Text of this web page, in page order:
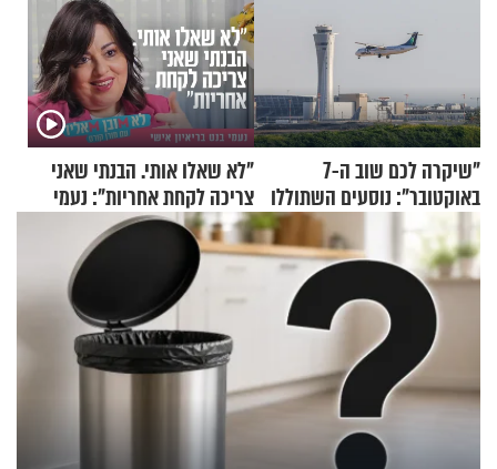
"שיקרה לכם שוב ה-7
באוקטובר": נוסעים השתוללו
בטיסה לפרנקפורט ונעצרו
לאחר שתקפו שוטרים
"לא שאלו אותי. הבנתי שאני
צריכה לקחת אחריות": נעמי
בנט בריאיון אישי